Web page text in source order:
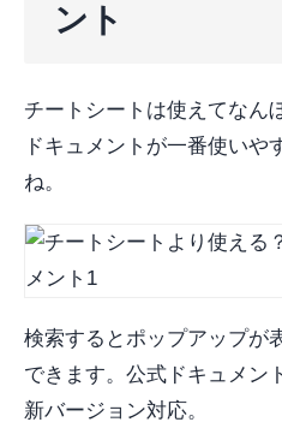
ント
チートシートは使えてなん
ドキュメントが一番使いや
ね。
検索するとポップアップが
できます。公式ドキュメン
新バージョン対応。